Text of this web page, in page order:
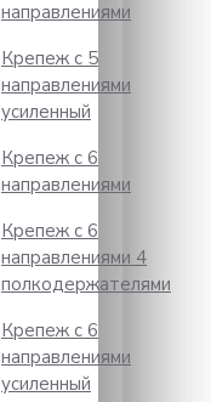
направлениями
Крепеж с 5
направлениями
усиленный
Крепеж с 6
направлениями
Крепеж с 6
направлениями 4
полкодержателями
Крепеж с 6
направлениями
усиленный